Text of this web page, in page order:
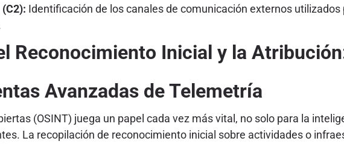
Identificación de los canales de comunicación externos utilizados
Reconocimiento Inicial y la
Avanzadas de Telemetría
(OSINT) juega un papel cada vez más vital, no solo para la
La recopilación de reconocimiento inicial sobre actividades o